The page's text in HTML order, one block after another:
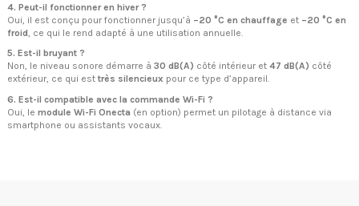
4. Peut-il fonctionner en hiver ?
Oui, il est conçu pour fonctionner jusqu’à –20 °C en chauffage et –20 °C en
froid , ce qui le rend adapté à une utilisation annuelle.
5. Est-il bruyant ?
Non, le niveau sonore démarre à 30 dB(A) côté intérieur et 47 dB(A) côté
extérieur, ce qui est très silencieux pour ce type d’appareil.
6. Est-il compatible avec la commande Wi-Fi ?
Oui, le module Wi-Fi Onecta (en option) permet un pilotage à distance via
smartphone ou assistants vocaux.